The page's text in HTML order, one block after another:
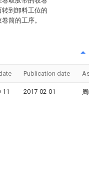
到卸料工位的
筒的工序。
Publication date
11 2017-02-01 周峰